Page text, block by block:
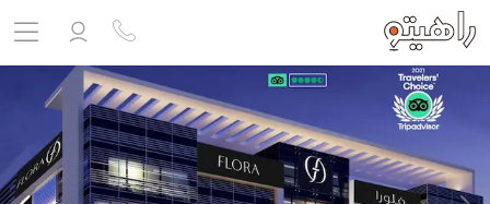
مشاهده پروفایل
خروج
ورود به حساب کاربری
حساب کاربری ندارید؟ثبت نام کنید